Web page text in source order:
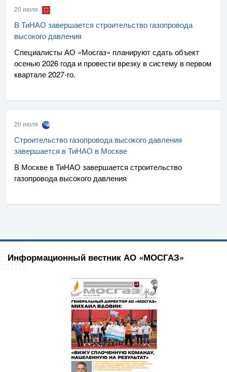
20 июля
В ТиНАО завершается строительство газопровода
высокого давления
Специалисты АО «Мосгаз» планируют сдать объект
осенью 2026 года и провести врезку в систему в первом
квартале2027-го.
20 июля
Строительство газопровода высокого давления
завершается в ТиНАО в Москве
В Москве в ТиНАО завершается строительство
газопровода высокого давления
Информационный вестник АО «МОСГАЗ»